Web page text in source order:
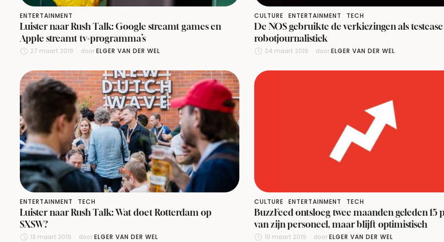
ENTERTAINMENT
Luister naar Rush Talk: Google streamt games en
Apple streamt tv-programma’s
27 maart 2019 door ELGER VAN DER WEL
CULTURE ENTERTAINMENT TECH
De NOS gebruikte de verkiezingen als
robotjournalistiek
24 maart 2019 door ELGER VAN DER WEL
ENTERTAINMENT TECH
Luister naar Rush Talk: Wat doet Rotterdam op
SXSW?
13 maart 2019 door ELGER VAN DER WEL
CULTURE ENTERTAINMENT TECH
BuzzFeed ontsloeg twee maanden geleden 15
van zijn personeel, maar blijft optimistisch
10 maart 2019 door ELGER VAN DER WEL